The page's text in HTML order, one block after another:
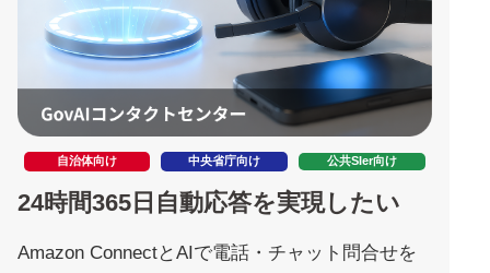
自治体向け 中央省庁向け 公共SIer向け
24時間365日自動応答を実現したい
Amazon ConnectとAIで電話・チャット問合せを